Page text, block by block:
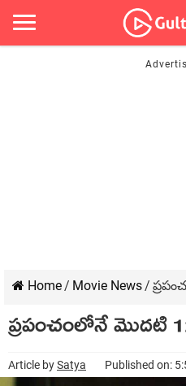
Home/ Movie News/
ప్రపంచంలోనే మొదటి
Article bySatya Published on: